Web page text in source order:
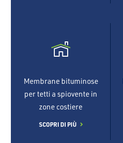
Membrane bituminose
per tetti a spiovente in
zone costiere
SCOPRI DI PIÙ